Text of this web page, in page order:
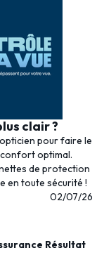
clair ?
pour faire le
optimal.
de protection
en toute sécurité !
02/07/26
Résultat